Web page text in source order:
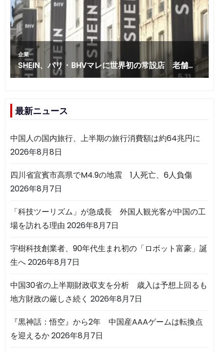
最新ニュース
中国人の国内旅行、上半期の旅行消費額は約64兆円に
2026年8月8日
四川省宜賓市高県でM4.9の地震 1人死亡、6人負傷
2026年8月7日
「科技ツーリズム」が急成長 外国人観光客が中国の工
場を訪れる理由 2026年8月7日
宇樹科技創業者、90年代生まれ初の「ロボット富豪」誕
生へ2026年8月7日
中国30省の上半期財政収支を分析 歳入は予想上回るも
地方財政の厳しさ続く 2026年8月7日
『黒神話：悟空』から2年 中国産AAAゲームは転換点
を迎えるか2026年8月7日